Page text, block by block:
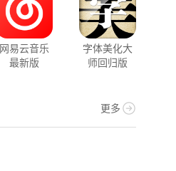
网易云音乐
最新版
字体美化大
师回归版
更多